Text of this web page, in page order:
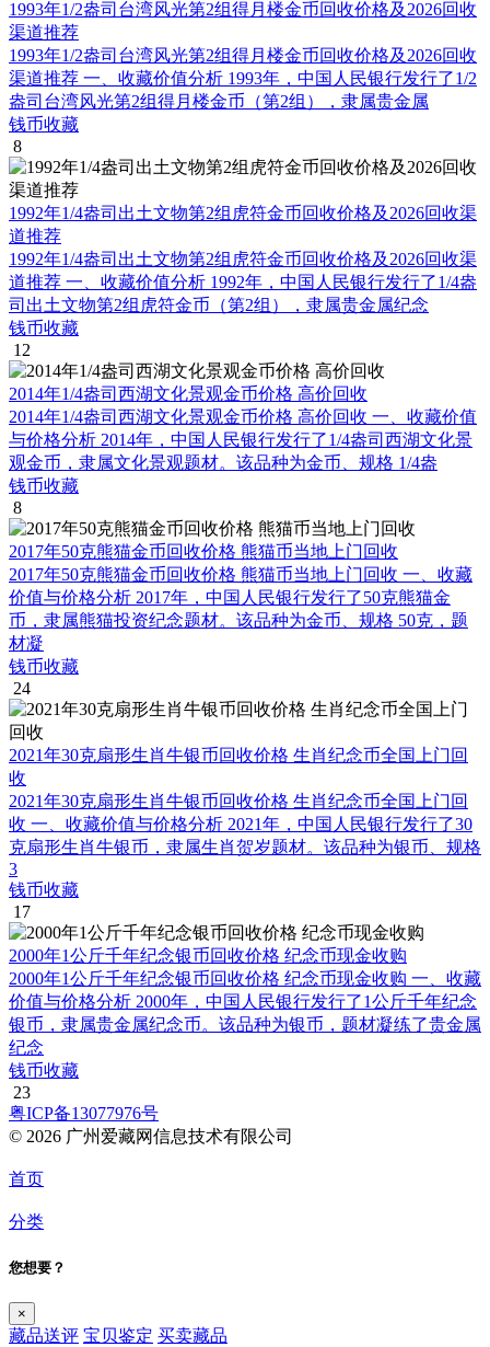
1993年1/2盎司台湾风光第2组得月楼金币回收价格及2026回收
渠道推荐
1993年1/2盎司台湾风光第2组得月楼金币回收价格及2026回收
渠道推荐 一、收藏价值分析 1993年，中国人民银行发行了1/2
盎司台湾风光第2组得月楼金币（第2组），隶属贵金属
钱币收藏
8
1992年1/4盎司出土文物第2组虎符金币回收价格及2026回收渠
道推荐
1992年1/4盎司出土文物第2组虎符金币回收价格及2026回收渠
道推荐 一、收藏价值分析 1992年，中国人民银行发行了1/4盎
司出土文物第2组虎符金币（第2组），隶属贵金属纪念
钱币收藏
12
2014年1/4盎司西湖文化景观金币价格 高价回收
2014年1/4盎司西湖文化景观金币价格 高价回收 一、收藏价值
与价格分析 2014年，中国人民银行发行了1/4盎司西湖文化景
观金币，隶属文化景观题材。该品种为金币、规格 1/4盎
钱币收藏
8
2017年50克熊猫金币回收价格 熊猫币当地上门回收
2017年50克熊猫金币回收价格 熊猫币当地上门回收 一、收藏
价值与价格分析 2017年，中国人民银行发行了50克熊猫金
币，隶属熊猫投资纪念题材。该品种为金币、规格 50克，题
材凝
钱币收藏
24
2021年30克扇形生肖牛银币回收价格 生肖纪念币全国上门回
收
2021年30克扇形生肖牛银币回收价格 生肖纪念币全国上门回
收 一、收藏价值与价格分析 2021年，中国人民银行发行了30
克扇形生肖牛银币，隶属生肖贺岁题材。该品种为银币、规格
3
钱币收藏
17
2000年1公斤千年纪念银币回收价格 纪念币现金收购
2000年1公斤千年纪念银币回收价格 纪念币现金收购 一、收藏
价值与价格分析 2000年，中国人民银行发行了1公斤千年纪念
银币，隶属贵金属纪念币。该品种为银币，题材凝练了贵金属
纪念
钱币收藏
23
粤ICP备13077976号
© 2026 广州爱藏网信息技术有限公司
首页
分类
您想要？
×
藏品送评 宝贝鉴定 买卖藏品